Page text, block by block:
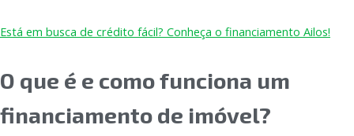
Está em busca de crédito fácil? Conheça o financiamento Ailos!
O que é e como funciona um
financiamento de imóvel?